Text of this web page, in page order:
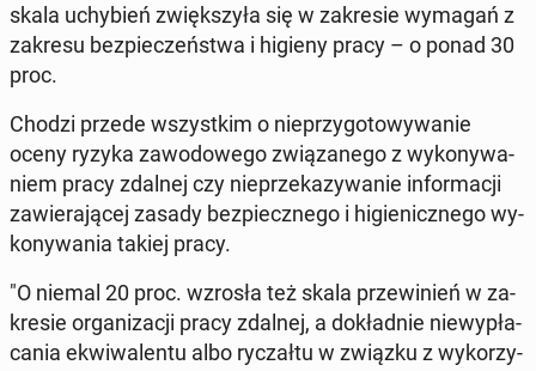
skala uchy­bień zwięk­szy­ła się w za­kre­sie wymagań z
zakresu bez­pie­czeń­stwa i higieny pracy – o ponad 30
proc.
Chodzi przede wszyst­kim o nie­przy­go­to­wy­wa­nie
oceny ryzyka za­wo­do­we­go zwią­za­ne­go z wy­ko­ny­wa­
niem pracy zdalnej czy nie­prze­ka­zy­wa­nie in­for­ma­cji
za­wie­ra­ją­cej zasady bez­piecz­ne­go i hi­gie­nicz­ne­go wy­
ko­ny­wa­nia takiej pracy.
"O niemal 20 proc. wzrosła też skala prze­wi­nień w za­
kre­sie or­ga­ni­za­cji pracy zdalnej, a do­kład­nie nie­wy­pła­
ca­nia ekwi­wa­len­tu albo ry­czał­tu w związku z wy­ko­rzy­